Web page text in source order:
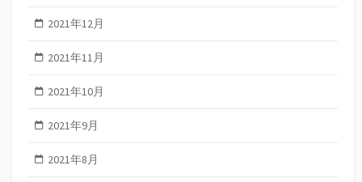
2021年12月
2021年11月
2021年10月
2021年9月
2021年8月